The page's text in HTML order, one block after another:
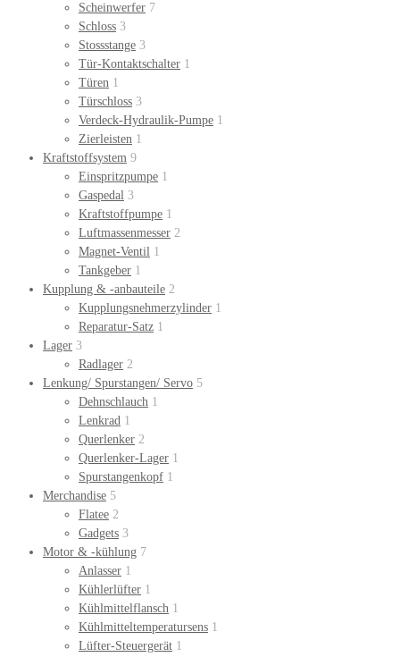
Scheinwerfer 7
Schloss 3
Stossstange 3
Tür-Kontaktschalter 1
Türen 1
Türschloss 3
Verdeck-Hydraulik-Pumpe 1
Zierleisten 1
Kraftstoffsystem 9
Einspritzpumpe 1
Gaspedal 3
Kraftstoffpumpe 1
Luftmassenmesser 2
Magnet-Ventil 1
Tankgeber 1
Kupplung & -anbauteile 2
Kupplungsnehmerzylinder 1
Reparatur-Satz 1
Lager 3
Radlager 2
Lenkung/ Spurstangen/ Servo 5
Dehnschlauch 1
Lenkrad 1
Querlenker 2
Querlenker-Lager 1
Spurstangenkopf 1
Merchandise 5
Flatee 2
Gadgets 3
Motor & -kühlung 7
Anlasser 1
Kühlerlüfter 1
Kühlmittelflansch 1
Kühlmitteltemperatursens 1
Lüfter-Steuergerät 1